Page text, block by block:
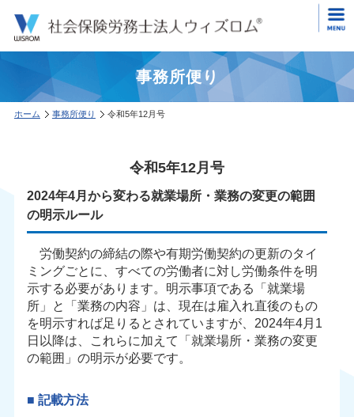
事務所便り
ホーム 事務所便り 令和5年12月号
令和5年12月号
2024年4月から変わる就業場所・業務の変更の範囲
の明示ルール
労働契約の締結の際や有期労働契約の更新のタイ
ミングごとに、すべての労働者に対し労働条件を明
示する必要があります。明示事項である「就業場
所」と「業務の内容」は、現在は雇入れ直後のもの
を明示すれば足りるとされていますが、2024年4月1
日以降は、これらに加えて「就業場所・業務の変更
の範囲」の明示が必要です。
■ 記載方法